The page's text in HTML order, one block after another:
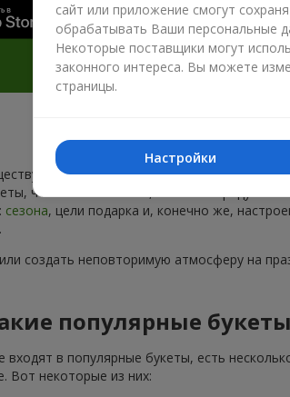
Популярные
свои тренды. Каждый год
что сейчас на пике, не только
сезона, цели подарка и, конечно же,
создать неповторимую атмосферу на
популярные
в популярные букеты, есть
Вот некоторые из них:
сайт или приложение смогут
обрабатывать Ваши персональные
Некоторые поставщики могут
законного интереса. Вы можете
страницы.
Настройки